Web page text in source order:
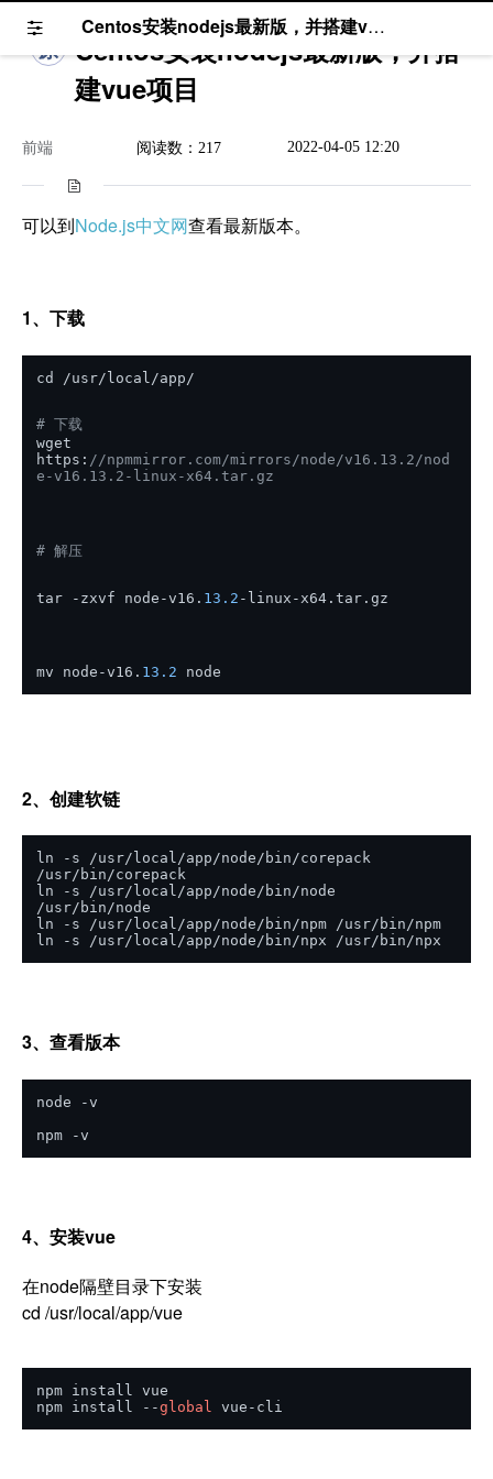
Centos安装nodejs最新版，并搭建vue项目
原 Centos安装nodejs最新版，并搭
建vue项目
前端 阅读数：217 2022-04-05 12:20
可以到Node.js中文网查看最新版本。
1、下载
cd /usr/local/app/
# 下载
wget
https: //npmmirror.com/mirrors/node/v16.13.2/nod
e-v16.13.2-linux-x64.tar.gz
# 解压
tar -zxvf node-v16. 13.2 -linux-x64.tar.gz
mv node-v16. 13.2 node
2、创建软链
ln -s /usr/local/app/node/bin/corepack
/usr/bin/corepack
ln -s /usr/local/app/node/bin/node
/usr/bin/node
ln -s /usr/local/app/node/bin/npm /usr/bin/npm
ln -s /usr/local/app/node/bin/npx /usr/bin/npx
3、查看版本
node -v
npm -v
4、安装vue
在node隔壁目录下安装
cd /usr/local/app/vue
npm install vue
npm install --global vue-cli